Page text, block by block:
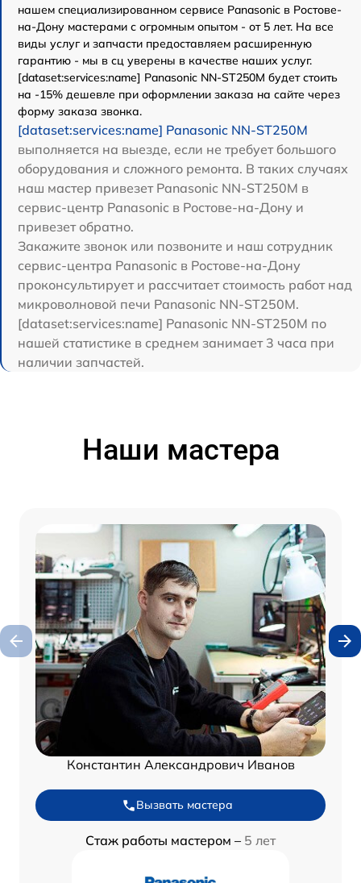
нашем специализированном сервисе Panasonic в Ростове-
на-Дону мастерами с огромным опытом - от 5 лет. На все
виды услуг и запчасти предоставляем расширенную
гарантию - мы в сц уверены в качестве наших услуг.
[dataset:services:name] Panasonic NN-ST250M будет стоить
на -15% дешевле при оформлении заказа на сайте через
форму заказа звонка.
[dataset:services:name] Panasonic NN-ST250M
выполняется на выезде, если не требует большого
оборудования и сложного ремонта. В таких случаях
наш мастер привезет Panasonic NN-ST250M в
сервис-центр Panasonic в Ростове-на-Дону и
привезет обратно.
Закажите звонок или позвоните и наш сотрудник
сервис-центра Panasonic в Ростове-на-Дону
проконсультирует и рассчитает стоимость работ над
микроволновой печи Panasonic NN-ST250M.
[dataset:services:name] Panasonic NN-ST250M по
нашей статистике в среднем занимает 3 часа при
наличии запчастей.
Наши мастера
Константин Александрович Иванов
Вызвать мастера
Стаж работы мастером – 5 лет